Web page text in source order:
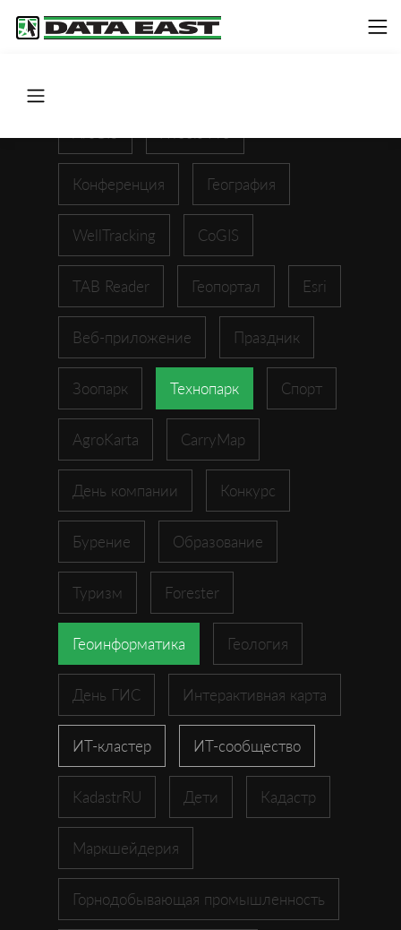
Конференция География
WellTracking CoGIS
TAB Reader Геопортал Esri
Веб-приложение Праздник
Зоопарк Технопарк Спорт
AgroKarta CarryMap
День компании Конкурс
Бурение Образование
Туризм Forester
Геоинформатика Геология
День ГИС Интерактивная карта
ИТ-кластер ИТ-сообщество
KadastrRU Дети Кадастр
Маркшейдерия
Горнодобывающая промышленность